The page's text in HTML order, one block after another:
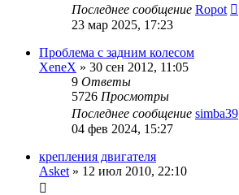
Последнее сообщение Ropot
23 мар 2025, 17:23
Проблема с задним колесом
XeneX » 30 сен 2012, 11:05
9 Ответы
5726 Просмотры
Последнее сообщение simba39
04 фев 2024, 15:27
крепления двигателя
Asket » 12 июл 2010, 22:10